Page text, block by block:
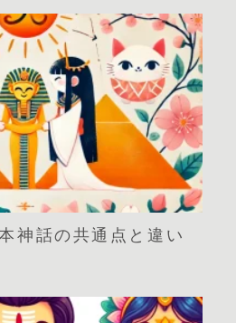
神話の共通点と違い